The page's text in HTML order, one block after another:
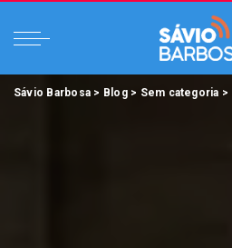
Sávio Barbosa > Blog> Sem categoria >